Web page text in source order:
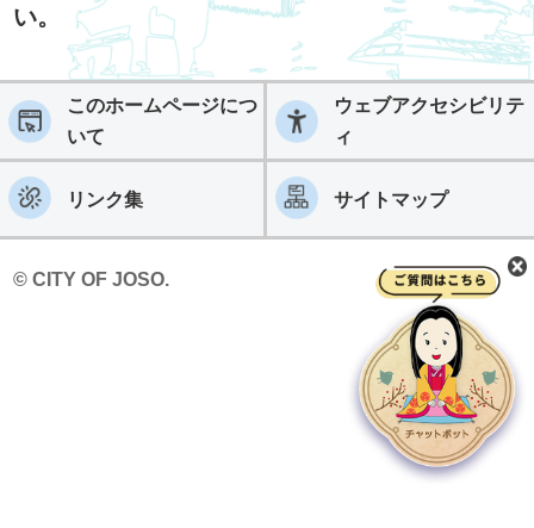
い。
このホームページにつ
いて
ウェブアクセシビリテ
ィ
リンク集 サイトマップ
© CITY OF JOSO.